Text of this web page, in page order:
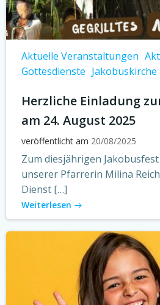
Aktuelle Veranstaltungen
Gottesdienste Jakobuskirche
Herzliche Einladung
am 24. August 2025
veröffentlicht am 20/08/2025
Zum diesjährigen
unserer Pfarrerin Milina
Dienst […]
Weiterlesen